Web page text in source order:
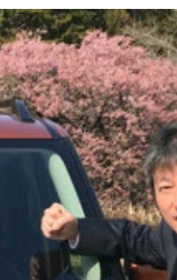
同月比３９％増を記録